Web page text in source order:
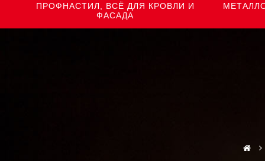
ПРОФНАСТИЛ, ВСЁ ДЛЯ КРОВЛИ И
ФАСАДА